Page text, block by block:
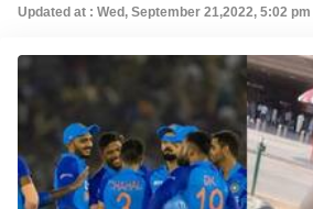
Updated at : Wed, September 21,2022, 5:02 pm